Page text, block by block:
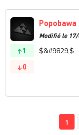
1
0
Popobawa
Modifié le
$&#9829;$
1